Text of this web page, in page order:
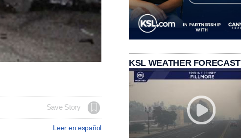
Save Story
Leer en español
KSL WEATHER FORECAST